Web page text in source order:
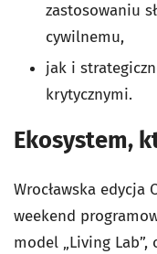
zastosowaniu
cywilnemu,
jak i
krytycznymi.
Ekosystem,
Wrocławska edycja
weekend
model „Living